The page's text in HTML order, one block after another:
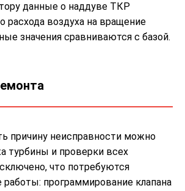
данные о наддуве ТКР
расхода воздуха на вращение
значения сравниваются с базой.
причину неисправности можно
турбины и проверки всех
что потребуются
программирование клапана